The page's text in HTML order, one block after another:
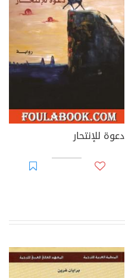
دعوة للإنتحار